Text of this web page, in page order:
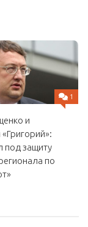
1
и
под защиту
по